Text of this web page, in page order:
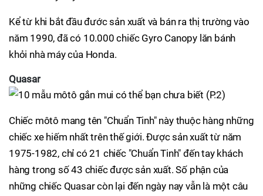
Kể từ khi bắt đầu đước sản xuất và bán ra thị trường vào
năm 1990, đã có 10.000 chiếc Gyro Canopy lăn bánh
khỏi nhà máy của Honda.
Quasar
Chiếc môtô mang tên "Chuẩn Tinh" này thuộc hàng những
chiếc xe hiếm nhất trên thế giới. Được sản xuất từ năm
1975-1982, chỉ có 21 chiếc "Chuẩn Tinh" đến tay khách
hàng trong số 43 chiếc được sản xuất. Số phận của
những chiếc Quasar còn lại đến ngày nay vẫn là một câu